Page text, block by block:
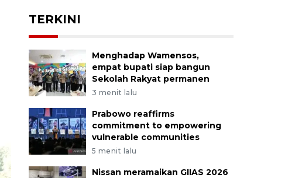
TERKINI
Menghadap Wamensos,
empat bupati siap bangun
Sekolah Rakyat permanen
3 menit lalu
Prabowo reaffirms
commitment to empowering
vulnerable communities
5 menit lalu
Nissan meramaikan GIIAS 2026